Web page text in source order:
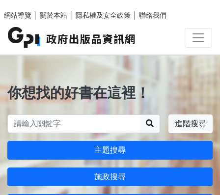
網站導覽
關於本站 隱私權及安全政策 聯絡我們
你想找的好書在這裡！
進階搜尋
主題搜尋
施政搜尋